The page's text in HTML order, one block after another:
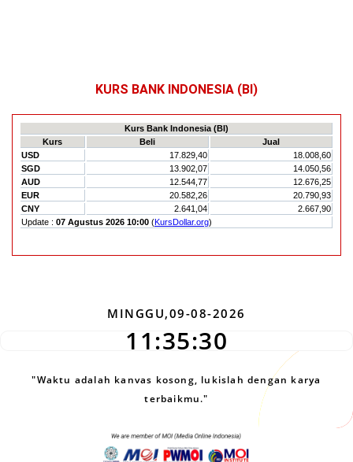
KURS BANK INDONESIA (BI)
MINGGU,09-08-2026
11:35:31
"Waktu adalah kanvas kosong, lukislah dengan karya
terbaikmu."